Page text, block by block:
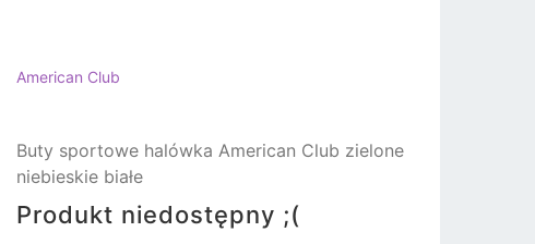
American Club
Buty sportowe halówka American Club zielone
niebieskie białe
Produkt niedostępny ;(